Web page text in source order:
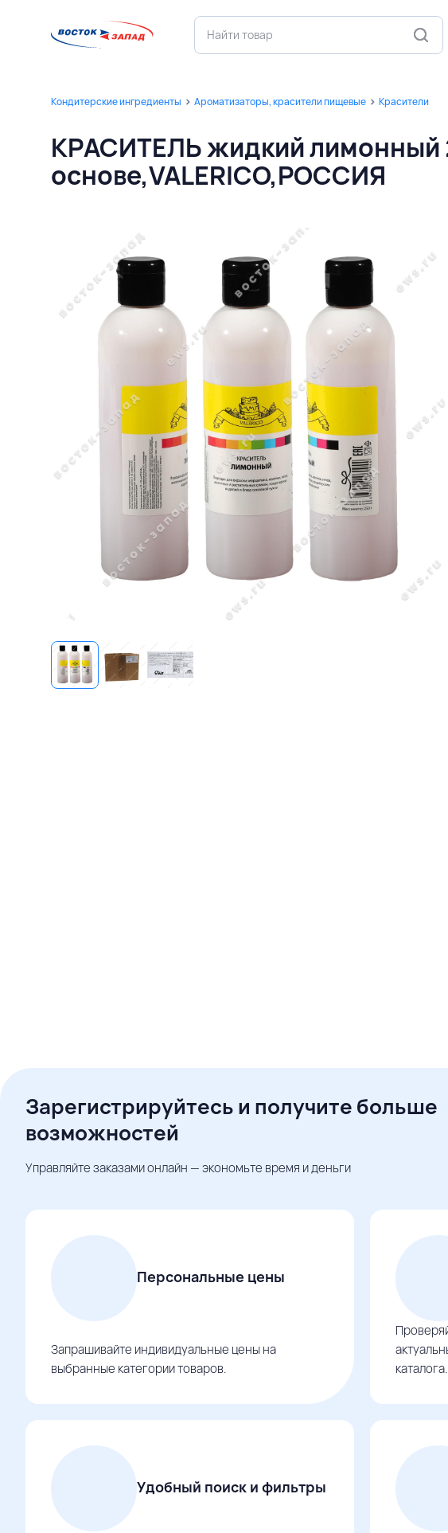
Кондитерские ингредиенты Ароматизаторы, красители пищевые Красители
КРАСИТЕЛЬ жидкий лимонный
основе,VALERICO,РОССИЯ
Зарегистрируйтесь и получите больше
возможностей
Управляйте заказами онлайн — экономьте время и деньги
Персональные цены
Запрашивайте индивидуальные цены на
выбранные категории товаров.
каталога.
Удобный поиск и фильтры